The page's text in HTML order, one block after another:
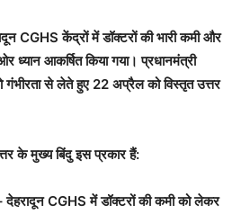
CGHS केंद्रों में डॉक्टरों की भारी कमी और
ध्यान आकर्षित किया गया। प्रधानमंत्री
गंभीरता से लेते हुए 22 अप्रैल को विस्तृत उत्तर
के मुख्य बिंदु इस प्रकार हैं:
CGHS में डॉक्टरों की कमी को लेकर